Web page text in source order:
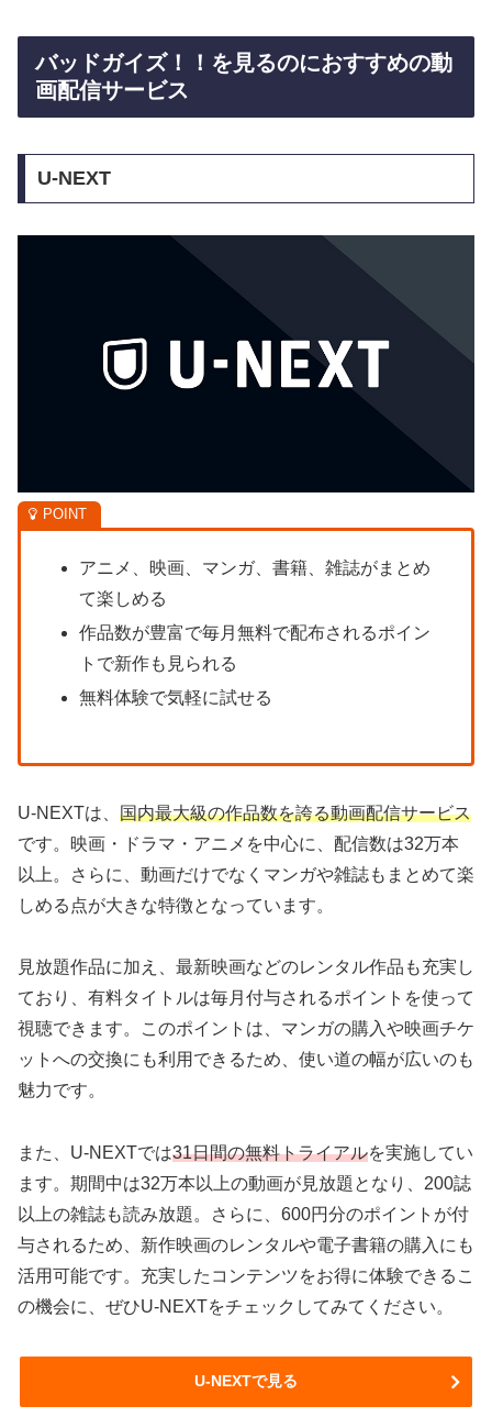
バッドガイズ！！を見るのにおすすめの動
画配信サービス
U-NEXT
アニメ、映画、マンガ、書籍、雑誌がまとめ
て楽しめる
作品数が豊富で毎月無料で配布されるポイン
トで新作も見られる
無料体験で気軽に試せる
U-NEXTは、 国内最大級の作品数を誇る動画配信サービス
です。映画・ドラマ・アニメを中心に、配信数は32万本
以上。さらに、動画だけでなくマンガや雑誌もまとめて楽
しめる点が大きな特徴となっています。
見放題作品に加え、最新映画などのレンタル作品も充実し
ており、有料タイトルは毎月付与されるポイントを使って
視聴できます。このポイントは、マンガの購入や映画チケ
ットへの交換にも利用できるため、使い道の幅が広いのも
魅力です。
また、U-NEXTでは31日間の無料トライアルを実施してい
ます。期間中は32万本以上の動画が見放題となり、200誌
以上の雑誌も読み放題。さらに、600円分のポイントが付
与されるため、新作映画のレンタルや電子書籍の購入にも
活用可能です。充実したコンテンツをお得に体験できるこ
の機会に、ぜひU-NEXTをチェックしてみてください。
U-NEXTで見る